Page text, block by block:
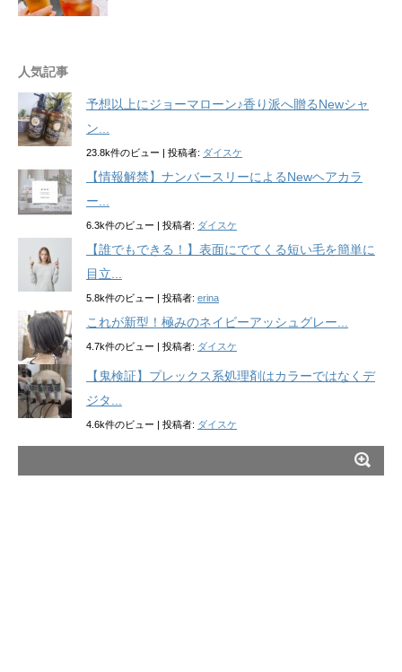
人気記事
予想以上にジョーマローン♪香り派へ贈るNewシャ
ン...
23.8k件のビュー | 投稿者: ダイスケ
【情報解禁】ナンバースリーによるNewヘアカラ
ー...
6.3k件のビュー | 投稿者: ダイスケ
【誰でもできる！】表面にでてくる短い毛を簡単に
目立...
5.8k件のビュー | 投稿者: erina
これが新型！極みのネイビーアッシュグレー...
4.7k件のビュー | 投稿者: ダイスケ
【鬼検証】プレックス系処理剤はカラーではなくデ
ジタ...
4.6k件のビュー | 投稿者: ダイスケ